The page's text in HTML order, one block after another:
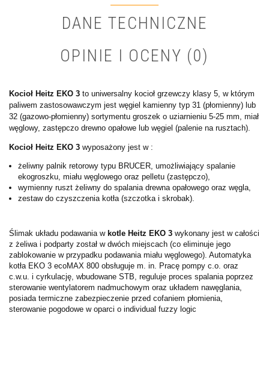
DANE TECHNICZNE
OPINIE I OCENY (0)
Kocioł Heitz EKO 3 to uniwersalny kocioł grzewczy klasy 5, w którym
paliwem zastosowawczym jest węgiel kamienny typ 31 (płomienny) lub
32 (gazowo-płomienny) sortymentu groszek o uziarnieniu 5-25 mm, miał
węglowy, zastępczo drewno opałowe lub węgiel (palenie na rusztach).
Kocioł Heitz EKO 3 wyposażony jest w :
żeliwny palnik retorowy typu BRUCER, umożliwiający spalanie
ekogroszku, miału węglowego oraz pelletu (zastępczo),
wymienny ruszt żeliwny do spalania drewna opałowego oraz węgla,
zestaw do czyszczenia kotła (szczotka i skrobak).
Ślimak układu podawania w kotle Heitz EKO 3 wykonany jest w całości
z żeliwa i podparty został w dwóch miejscach (co eliminuje jego
zablokowanie w przypadku podawania miału węglowego). Automatyka
kotła EKO 3 ecoMAX 800 obsługuje m. in. Pracę pompy c.o. oraz
c.w.u. i cyrkulację, wbudowane STB, reguluje proces spalania poprzez
sterowanie wentylatorem nadmuchowym oraz układem nawęglania,
posiada termiczne zabezpieczenie przed cofaniem płomienia,
sterowanie pogodowe w oparci o individual fuzzy logic